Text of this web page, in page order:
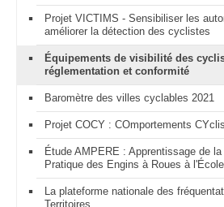
Projet VICTIMS - Sensibiliser les
améliorer la détection des cyclistes
Équipements de visibilité des
réglementation et conformité
Baromètre des villes cyclables 2021
Projet COCY : COmportements
Étude AMPERE : Apprentissage de
Pratique des Engins à Roues à l'École
La plateforme nationale des
Territoires